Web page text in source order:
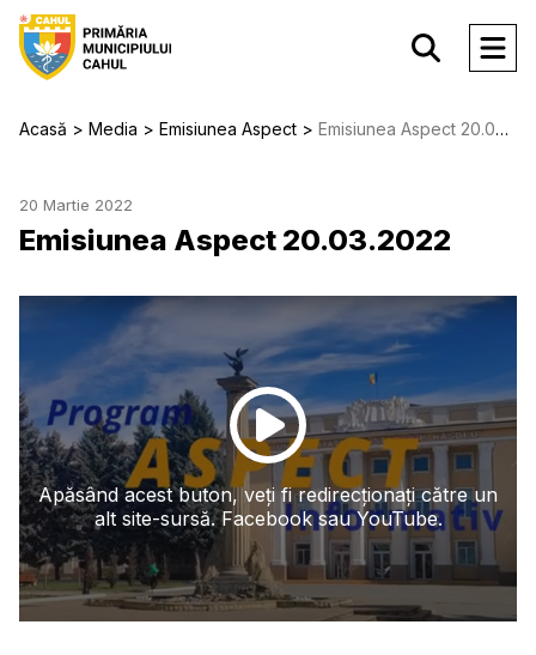
Acasă Media Emisiunea Aspect Emisiunea Aspect 20.03.2022
20 Martie 2022
Emisiunea Aspect 20.03.2022
Apăsând acest buton, veți fi redirecționați către un
alt site-sursă. Facebook sau YouTube.